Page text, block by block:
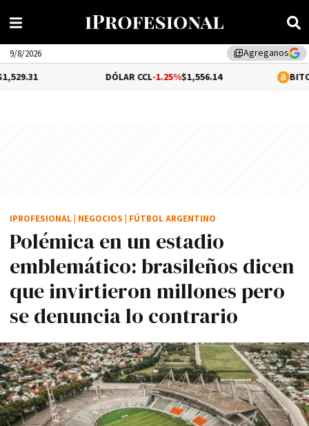
library_addAgreganos
9/8/2026
-1.25%$1,556.14 -0.1%
Polémica en un estadio
emblemático: brasileños dicen
que invirtieron millones pero
se denuncia lo contrario
IPROFESIONAL NEGOCIOS FÚTBOL ARGENTINO